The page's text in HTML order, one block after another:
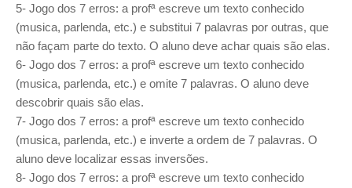
5- Jogo dos 7 erros: a profª escreve um texto conhecido
(musica, parlenda, etc.) e substitui 7 palavras por outras, que
não façam parte do texto. O aluno deve achar quais são elas.
6- Jogo dos 7 erros: a profª escreve um texto conhecido
(musica, parlenda, etc.) e omite 7 palavras. O aluno deve
descobrir quais são elas.
7- Jogo dos 7 erros: a profª escreve um texto conhecido
(musica, parlenda, etc.) e inverte a ordem de 7 palavras. O
aluno deve localizar essas inversões.
8- Jogo dos 7 erros: a profª escreve um texto conhecido